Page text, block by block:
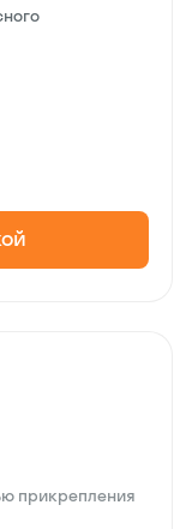
прикрепления